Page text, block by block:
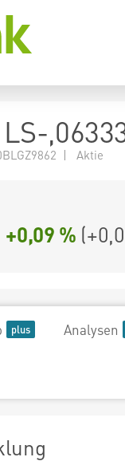
| Aktie
+0,09 % (
Analysen